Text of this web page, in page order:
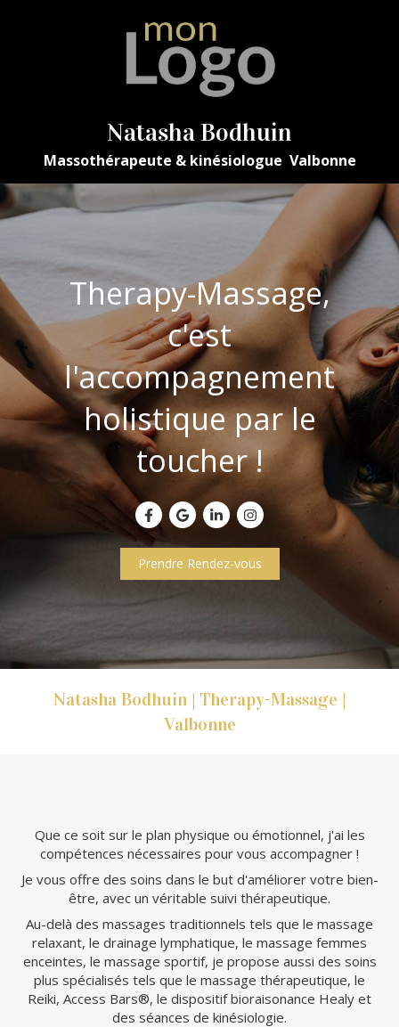
Natasha Bodhuin
Massothérapeute & kinésiologue Valbonne
Therapy-Massage,
c'est
l'accompagnement
holistique par le
toucher !
Prendre Rendez-vous
Natasha Bodhuin | Therapy-Massage |
Valbonne
Que ce soit sur le plan physique ou émotionnel, j'ai les
compétences nécessaires pour vous accompagner !
Je vous offre des soins dans le but d'améliorer votre bien-
être, avec un véritable suivi thérapeutique.
Au-delà des massages traditionnels tels que le massage
relaxant, le drainage lymphatique, le massage femmes
enceintes, le massage sportif, je propose aussi des soins
plus spécialisés tels que le massage thérapeutique, le
Reiki, Access Bars®, le dispositif bioraisonance Healy et
des séances de kinésiologie.